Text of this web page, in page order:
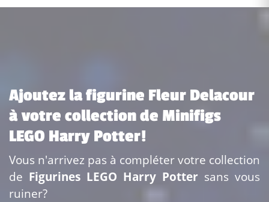
Ajoutez la figurine Fleur Delacour
à votre collection de Minifigs
LEGO Harry Potter!
Vous n'arrivez pas à compléter votre collection
de Figurines LEGO Harry Potter sans vous
ruiner?